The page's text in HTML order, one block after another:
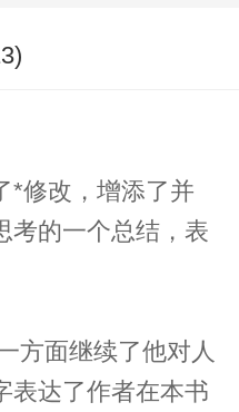
)
*修改，增添了并
考的一个总结，表
表达了作者在本书